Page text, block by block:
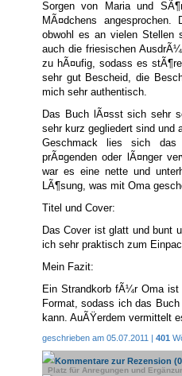
Sorgen von Maria und
MÃ¤dchens
obwohl es an vielen Stellen
auch die friesischen
zu hÃ¤ufig, sodass es
sehr gut Bescheid, die
mich sehr authentisch.
Das Buch lÃ¤sst sich sehr
sehr kurz gegliedert sind
Geschmack lies sich
prÃ¤genden oder lÃ¤nger
war es eine nette und
LÃ¶sung, was mit Oma
Titel und Cover:
Das Cover ist glatt und bunt
ich sehr praktisch zum
Mein Fazit:
Ein Strandkorb fÃ¼r Oma
Format, sodass ich das
kann. AuÃŸerdem vermittelt
geschrieben am 05.07.2011 | 401
Kommentare zur Rezension
Platz für Anregungen und